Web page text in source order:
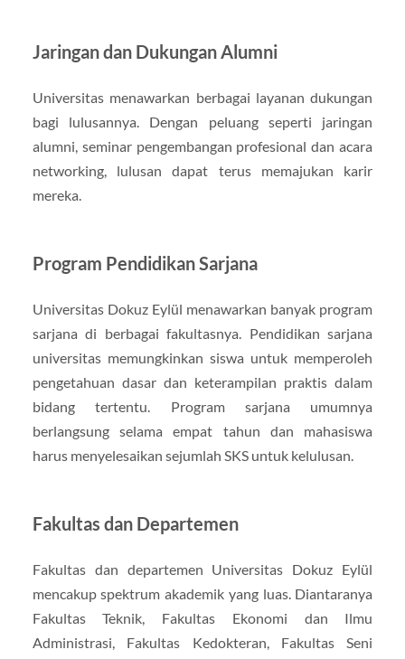
Jaringan dan Dukungan Alumni
Universitas menawarkan berbagai layanan dukungan
bagi lulusannya. Dengan peluang seperti jaringan
alumni, seminar pengembangan profesional dan acara
networking, lulusan dapat terus memajukan karir
mereka.
Program Pendidikan Sarjana
Universitas Dokuz Eylül menawarkan banyak program
sarjana di berbagai fakultasnya. Pendidikan sarjana
universitas memungkinkan siswa untuk memperoleh
pengetahuan dasar dan keterampilan praktis dalam
bidang tertentu. Program sarjana umumnya
berlangsung selama empat tahun dan mahasiswa
harus menyelesaikan sejumlah SKS untuk kelulusan.
Fakultas dan Departemen
Fakultas dan departemen Universitas Dokuz Eylül
mencakup spektrum akademik yang luas. Diantaranya
Fakultas Teknik, Fakultas Ekonomi dan Ilmu
Administrasi, Fakultas Kedokteran, Fakultas Seni